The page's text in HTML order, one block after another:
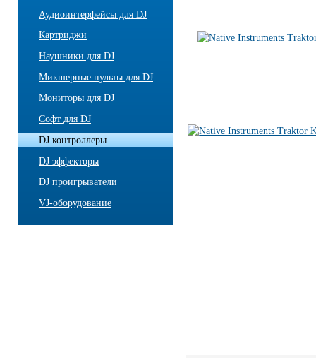
Аудиоинтерфейсы для DJ
Картриджи
Наушники для DJ
Микшерные пульты для DJ
Мониторы для DJ
Софт для DJ
DJ контроллеры
DJ эффекторы
DJ проигрыватели
VJ-оборудование